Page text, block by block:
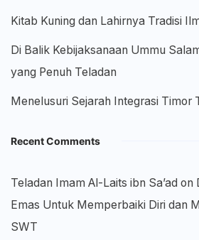
Kitab Kuning dan Lahirnya Tradisi
Di Balik Kebijaksanaan Ummu
yang Penuh Teladan
Menelusuri Sejarah Integrasi Timor
Recent Comments
Teladan Imam Al-Laits ibn Sa’ad on
Emas Untuk Memperbaiki Diri dan
SWT